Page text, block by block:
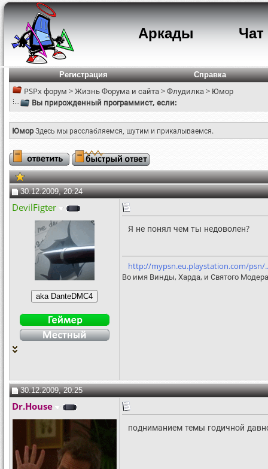
Аркады Чат
Регистрация Справка
PSPx форум >Жизнь Форума и сайта>Флудилка> Юмор
Вы прирожденный программист, если:
ЮморЗдесь мы расслабляемся, шутим и прикалываемся.
30.12.2009, 20:24
DevilFigter
Я не понял чем ты недоволен?
http://mypsn.eu.playstation.com/psn/
Во имя Винды, Харда, и Святого
30.12.2009, 20:25
Dr.House
подниманием темы годичной